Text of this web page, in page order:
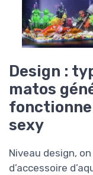
Design :
matos
sexy
Niveau design,
d’accessoire